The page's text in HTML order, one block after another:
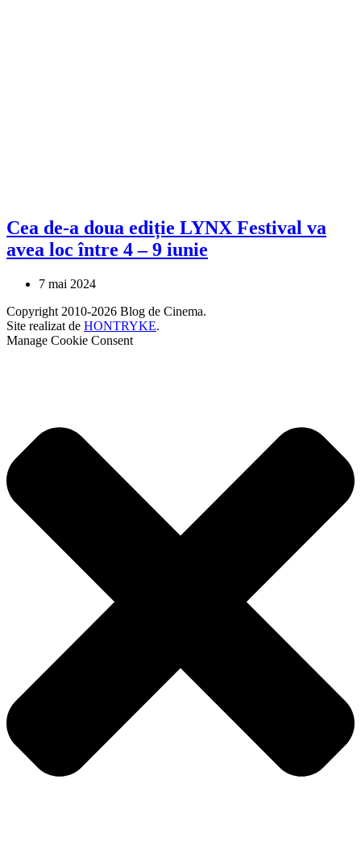
Cea de-a doua ediție LYNX Festival va
avea loc între 4 – 9 iunie
7 mai 2024
Copyright 2010-2026 Blog de Cinema.
Site realizat de HONTRYKE.
Manage Cookie Consent